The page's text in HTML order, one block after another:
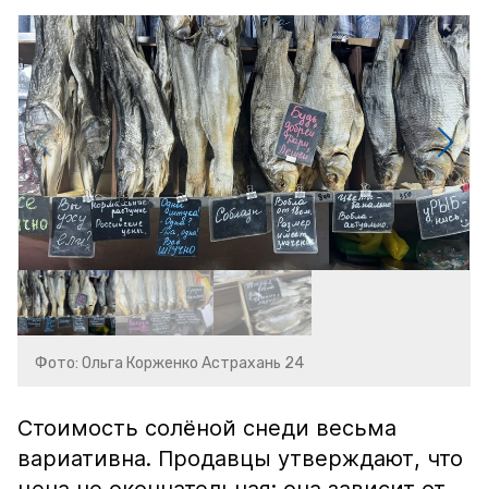
Фото: Ольга Корженко Астрахань 24
Стоимость солёной снеди весьма
вариативна. Продавцы утверждают, что